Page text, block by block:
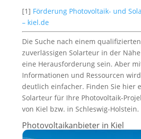
[1] Förderung Photovoltaik- und
– kiel.de
Die Suche nach einem
zuverlässigen Solarteur in der
eine Herausforderung sein. Aber
Informationen und Ressourcen
deutlich einfacher. Finden Sie hier
Solarteur für Ihre Photovoltaik-
von Kiel bzw. in Schleswig-Holstein.
Photovoltaikanbieter in Kiel